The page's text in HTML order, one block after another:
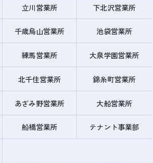
立川営業所 下北沢営業所
千歳烏山営業所 池袋営業所
練馬営業所 大泉学園営業所
北千住営業所 錦糸町営業所
あざみ野営業所 大船営業所
船橋営業所 テナント事業部